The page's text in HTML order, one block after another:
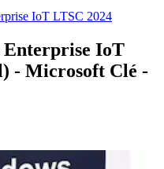
IoT LTSC 2024
Enterprise IoT
- Microsoft Clé -